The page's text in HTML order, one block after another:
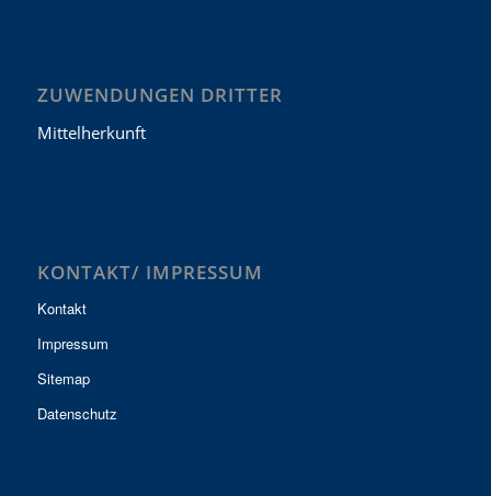
ZUWENDUNGEN DRITTER
Mittelherkunft
KONTAKT/ IMPRESSUM
Kontakt
Impressum
Sitemap
Datenschutz